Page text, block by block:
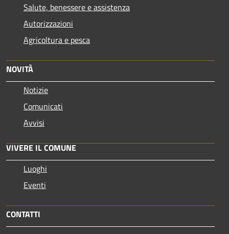
Salute, benessere e assistenza
Autorizzazioni
Agricoltura e pesca
NOVITÀ
Notizie
Comunicati
Avvisi
VIVERE IL COMUNE
Luoghi
Eventi
CONTATTI